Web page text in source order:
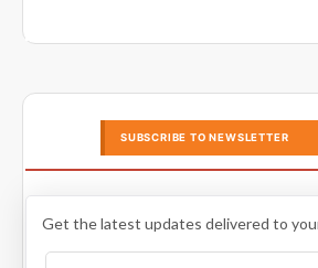
SUBSCRIBE TO NEWSLETTER
Get the latest updates delivered to